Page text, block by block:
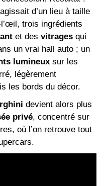
d’un lieu à taille
trois ingrédients
et des vitrages qui
un vrai hall auto ; un
lumineux sur les
légèrement
les bords du décor.
devient alors plus
privé, concentré sur
où l’on retrouve tout